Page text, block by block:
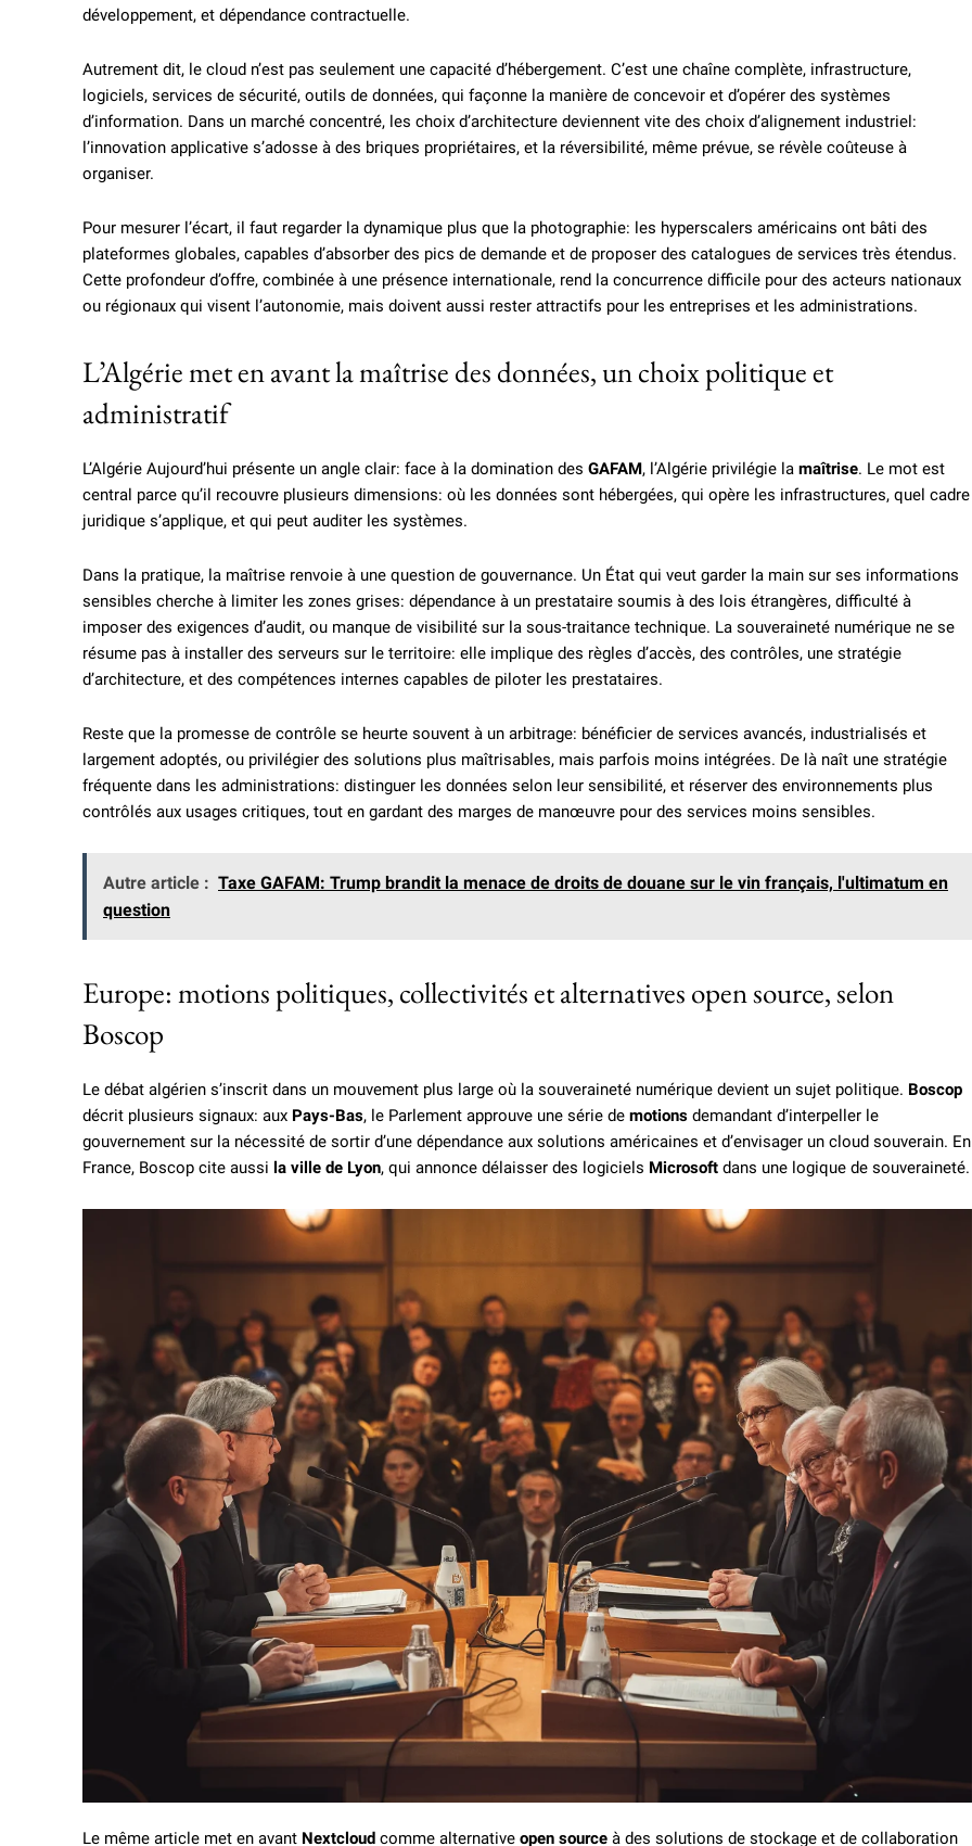
développement, et dépendance contractuelle.
Autrement dit, le cloud n’est pas seulement une capacité d’hébergement. C’est une chaîne complète, infrastructure,
logiciels, services de sécurité, outils de données, qui façonne la manière de concevoir et d’opérer des systèmes
d’information. Dans un marché concentré, les choix d’architecture deviennent vite des choix d’alignement industriel:
l’innovation applicative s’adosse à des briques propriétaires, et la réversibilité, même prévue, se révèle coûteuse à
organiser.
Pour mesurer l’écart, il faut regarder la dynamique plus que la photographie: les hyperscalers américains ont bâti des
plateformes globales, capables d’absorber des pics de demande et de proposer des catalogues de services très étendus.
Cette profondeur d’offre, combinée à une présence internationale, rend la concurrence difficile pour des acteurs nationaux
ou régionaux qui visent l’autonomie, mais doivent aussi rester attractifs pour les entreprises et les administrations.
L’Algérie met en avant la maîtrise des données, un choix politique et
administratif
L’Algérie Aujourd’hui présente un angle clair: face à la domination des GAFAM, l’Algérie privilégie la maîtrise. Le mot est
central parce qu’il recouvre plusieurs dimensions: où les données sont hébergées, qui opère les infrastructures, quel cadre
juridique s’applique, et qui peut auditer les systèmes.
Dans la pratique, la maîtrise renvoie à une question de gouvernance. Un État qui veut garder la main sur ses informations
sensibles cherche à limiter les zones grises: dépendance à un prestataire soumis à des lois étrangères, difficulté à
imposer des exigences d’audit, ou manque de visibilité sur la sous-traitance technique. La souveraineté numérique ne se
résume pas à installer des serveurs sur le territoire: elle implique des règles d’accès, des contrôles, une stratégie
d’architecture, et des compétences internes capables de piloter les prestataires.
Reste que la promesse de contrôle se heurte souvent à un arbitrage: bénéficier de services avancés, industrialisés et
largement adoptés, ou privilégier des solutions plus maîtrisables, mais parfois moins intégrées. De là naît une stratégie
fréquente dans les administrations: distinguer les données selon leur sensibilité, et réserver des environnements plus
contrôlés aux usages critiques, tout en gardant des marges de manœuvre pour des services moins sensibles.
Autre article : Taxe GAFAM: Trump brandit la menace de droits de douane sur le vin français, l'ultimatum en
question
Europe: motions politiques, collectivités et alternatives open source, selon
Boscop
Le débat algérien s’inscrit dans un mouvement plus large où la souveraineté numérique devient un sujet politique. Boscop
décrit plusieurs signaux: aux Pays-Bas, le Parlement approuve une série de motions demandant d’interpeller le
gouvernement sur la nécessité de sortir d’une dépendance aux solutions américaines et d’envisager un cloud souverain. En
France, Boscop cite aussi la ville de Lyon, qui annonce délaisser des logiciels Microsoft dans une logique de souveraineté.
Le même article met en avant Nextcloud comme alternative open source à des solutions de stockage et de collaboration